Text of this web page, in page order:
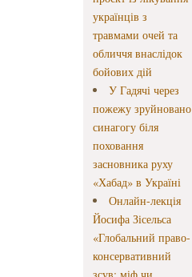
українців з
травмами очей та
обличчя внаслідок
бойових дій
У Гадячі через
пожежу зруйновано
синагогу біля
поховання
засновника руху
«Хабад» в Україні
Онлайн-лекція
Йосифа Зісельса
«Глобальний право-
консервативний